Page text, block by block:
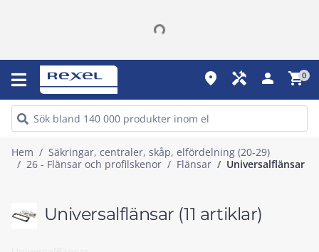
place handyman person shopping_cart0
Hem
Säkringar, centraler, skåp, elfördelning (20-29)
26 - Flänsar och profilskenor
Flänsar Universalflänsar
Universalflänsar (11 artiklar)